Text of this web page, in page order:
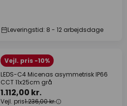
Leveringstid: 8 - 12 arbejdsdage
Vejl. pris -10%
LEDS-C4 Micenas asymmetrisk IP66
CCT 11x25cm grå
1.112,00 kr.
Vejl. pris1.236,00 kr.